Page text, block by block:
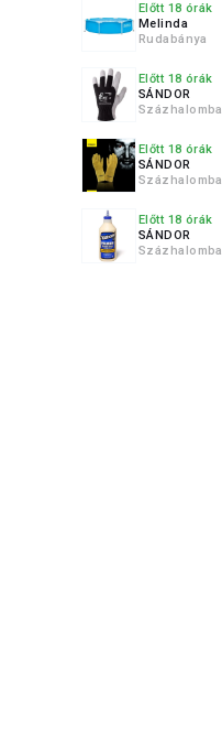
Előtt 18 órák
Melinda
Rudabánya
Előtt 18 órák
SÁNDOR
Előtt 18 órák
SÁNDOR
Előtt 18 órák
SÁNDOR